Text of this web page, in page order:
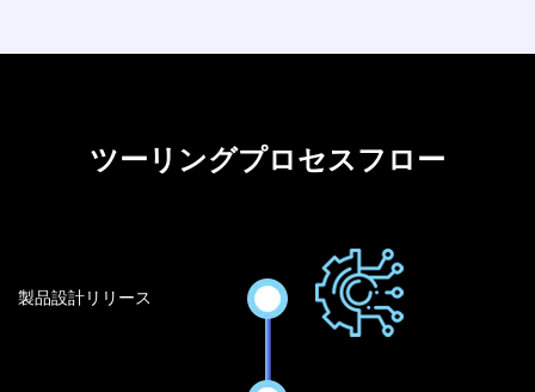
ツーリングプロセスフロー
製品設計リリース